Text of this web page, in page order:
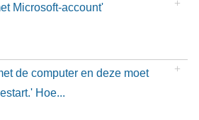
Microsoft-account'
de computer en deze moet
Hoe...